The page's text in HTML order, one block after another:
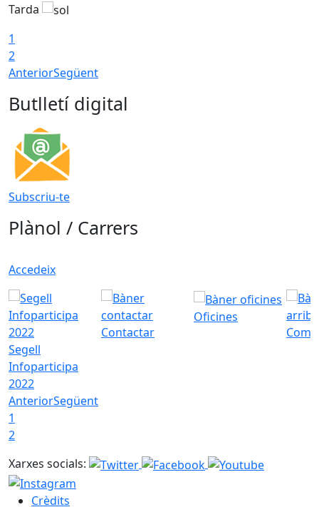
Tarda
1
2
AnteriorSegüent
Butlletí digital
Subscriu-te
Plànol / Carrers
Accedeix
Segell
Infoparticipa
2022
Contactar
Oficines
Com
AnteriorSegüent
1
2
Xarxes socials:
Crèdits